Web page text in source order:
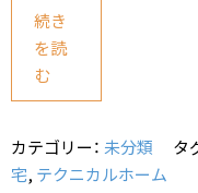
c
e
b
o
o
続き
を読
む
カテゴリー： 未分類 タ
宅, テクニカルホーム